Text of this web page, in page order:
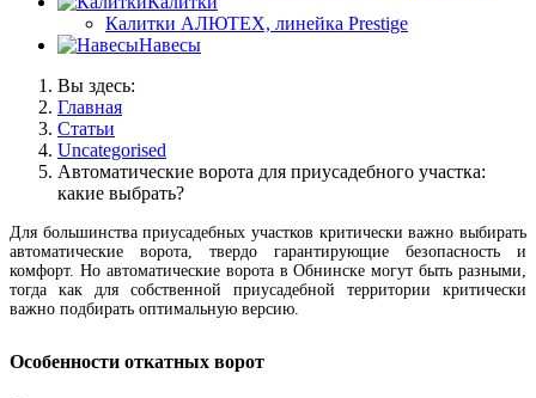
Калитки АЛЮТЕХ, линейка Prestige
Навесы
Вы здесь:
Главная
Статьи
Uncategorised
Автоматические ворота для приусадебного участка:
какие выбрать?
Для большинства приусадебных участков критически важно выбирать
автоматические ворота, твердо гарантирующие безопасность и
комфорт. Но автоматические ворота в Обнинске могут быть разными,
тогда как для собственной приусадебной территории критически
важно подбирать оптимальную версию.
Особенности откатных ворот